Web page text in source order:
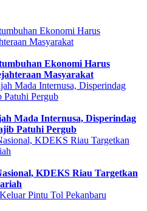
Ekonomi Harus
Masyarakat
Mada Internusa, Disperindag
Patuhi Pergub
KDEKS Riau Targetkan